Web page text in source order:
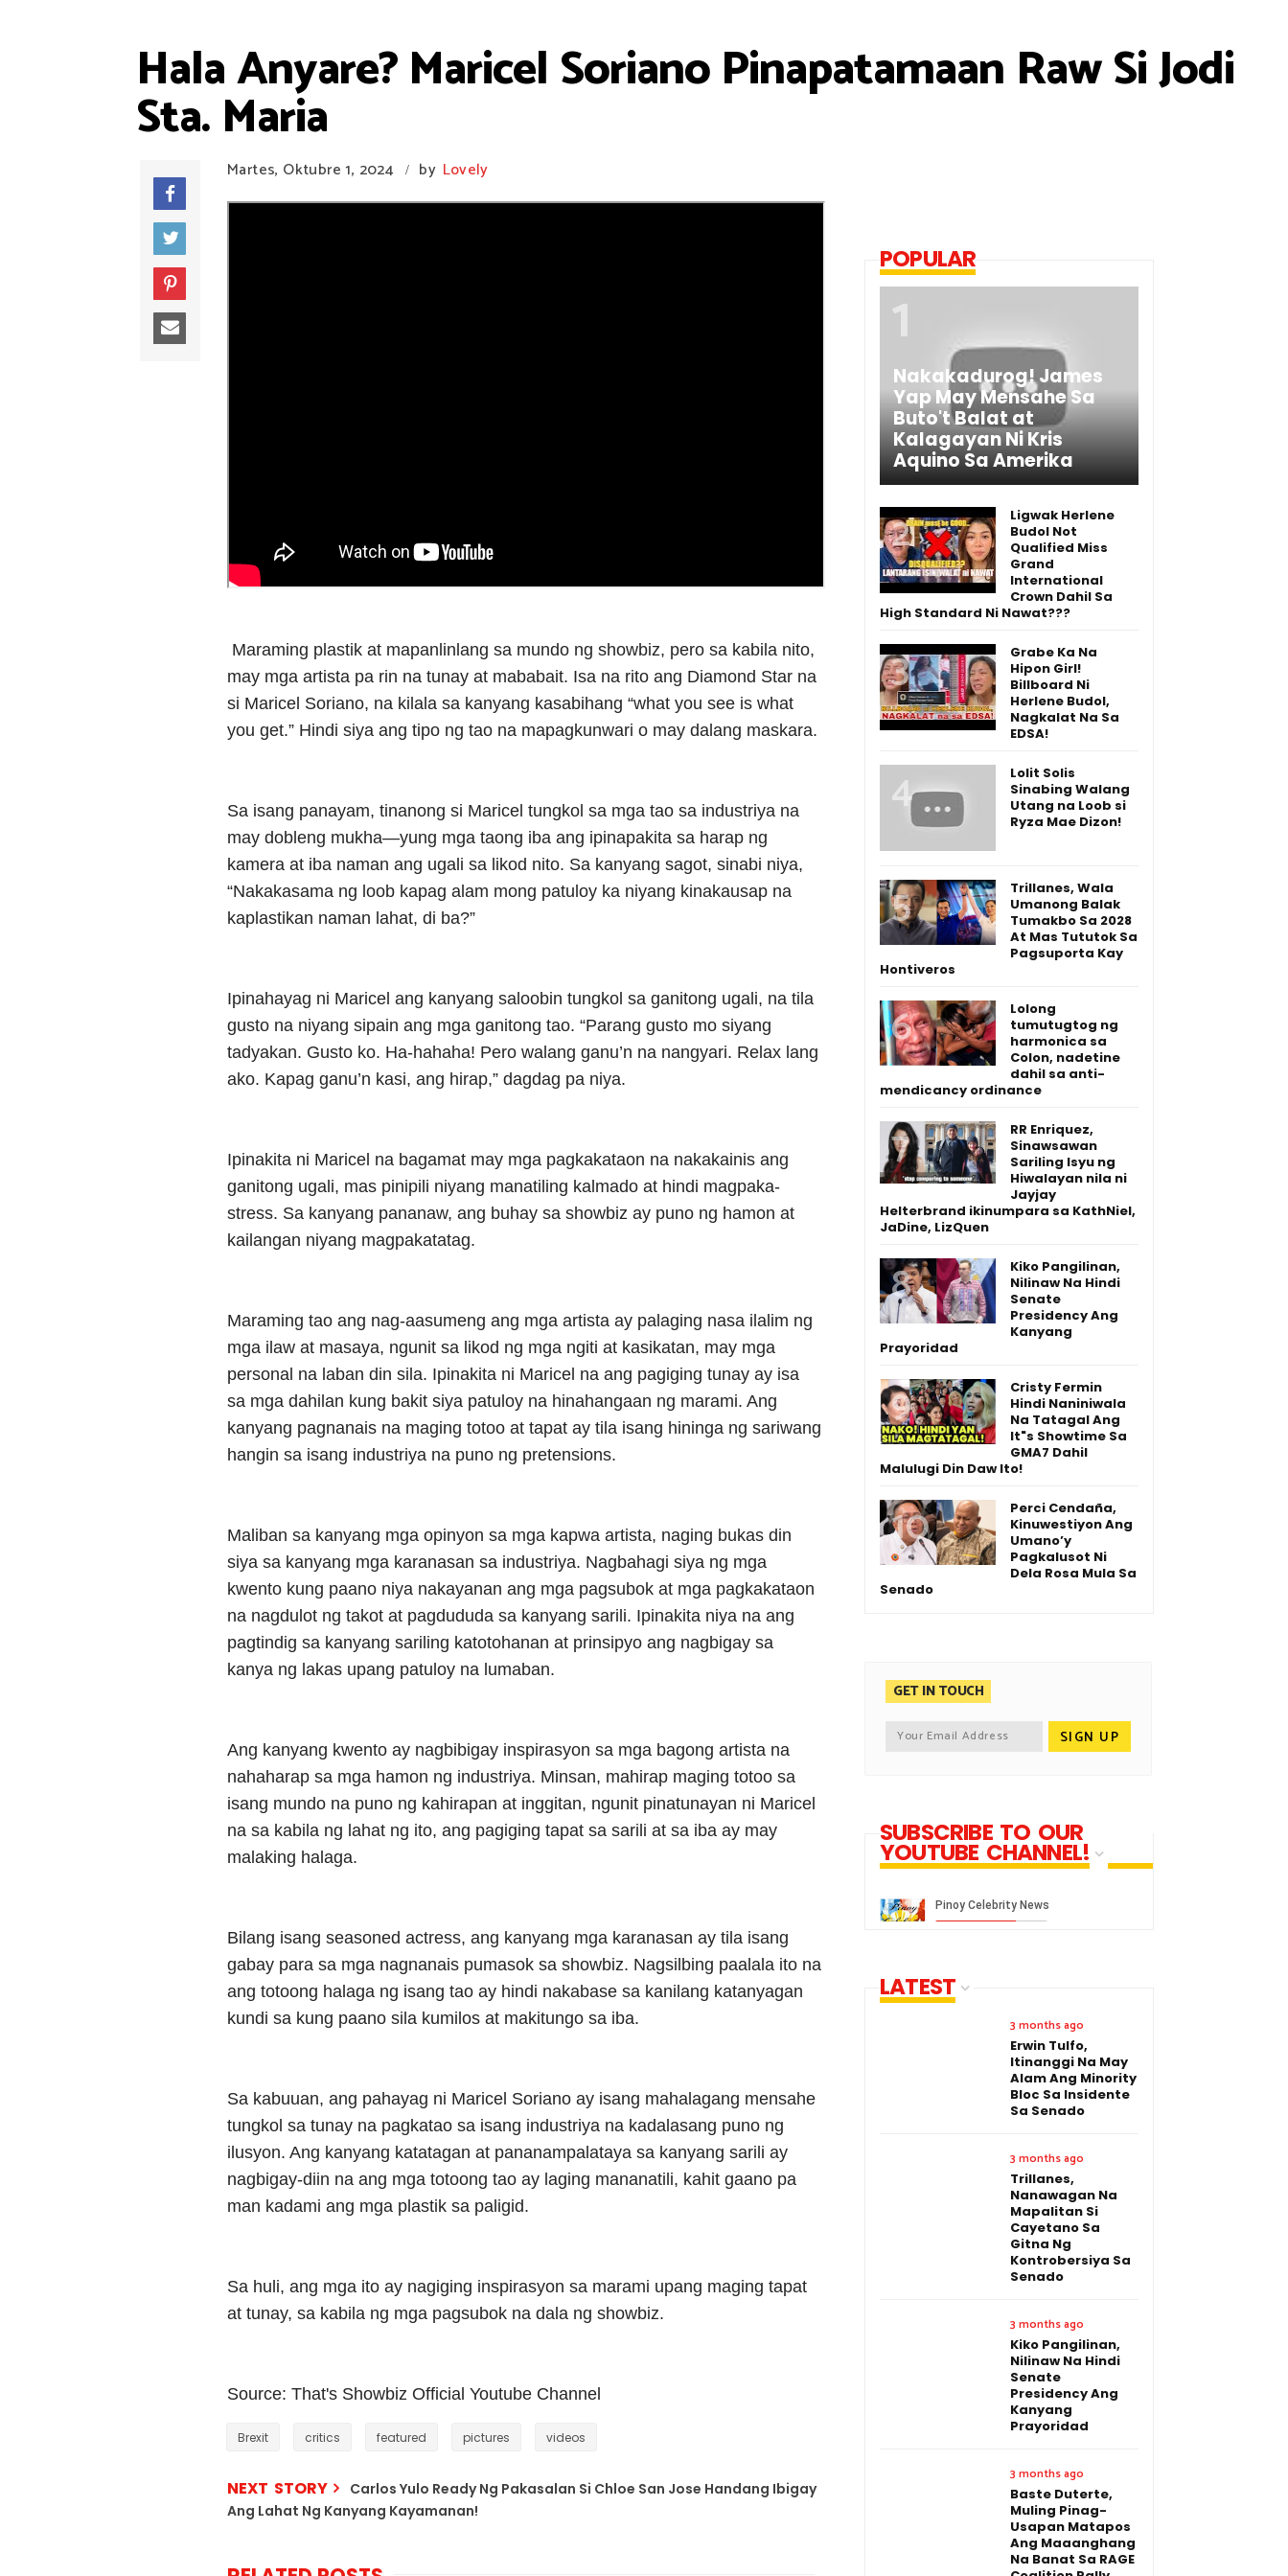
Hala Anyare? Maricel Soriano Pinapatamaan Raw Si Jodi
Sta. Maria
Martes, Oktubre 1, 2024 / by Lovely
Maraming plastik at mapanlinlang sa mundo ng showbiz, pero sa kabila nito,
may mga artista pa rin na tunay at mababait. Isa na rito ang Diamond Star na
si Maricel Soriano, na kilala sa kanyang kasabihang “what you see is what
you get.” Hindi siya ang tipo ng tao na mapagkunwari o may dalang maskara.
Sa isang panayam, tinanong si Maricel tungkol sa mga tao sa industriya na
may dobleng mukha—yung mga taong iba ang ipinapakita sa harap ng
kamera at iba naman ang ugali sa likod nito. Sa kanyang sagot, sinabi niya,
“Nakakasama ng loob kapag alam mong patuloy ka niyang kinakausap na
kaplastikan naman lahat, di ba?”
Ipinahayag ni Maricel ang kanyang saloobin tungkol sa ganitong ugali, na tila
gusto na niyang sipain ang mga ganitong tao. “Parang gusto mo siyang
tadyakan. Gusto ko. Ha-hahaha! Pero walang ganu’n na nangyari. Relax lang
ako. Kapag ganu’n kasi, ang hirap,” dagdag pa niya.
Ipinakita ni Maricel na bagamat may mga pagkakataon na nakakainis ang
ganitong ugali, mas pinipili niyang manatiling kalmado at hindi magpaka-
stress. Sa kanyang pananaw, ang buhay sa showbiz ay puno ng hamon at
kailangan niyang magpakatatag.
Maraming tao ang nag-aasumeng ang mga artista ay palaging nasa ilalim ng
mga ilaw at masaya, ngunit sa likod ng mga ngiti at kasikatan, may mga
personal na laban din sila. Ipinakita ni Maricel na ang pagiging tunay ay isa
sa mga dahilan kung bakit siya patuloy na hinahangaan ng marami. Ang
kanyang pagnanais na maging totoo at tapat ay tila isang hininga ng sariwang
hangin sa isang industriya na puno ng pretensions.
Maliban sa kanyang mga opinyon sa mga kapwa artista, naging bukas din
siya sa kanyang mga karanasan sa industriya. Nagbahagi siya ng mga
kwento kung paano niya nakayanan ang mga pagsubok at mga pagkakataon
na nagdulot ng takot at pagdududa sa kanyang sarili. Ipinakita niya na ang
pagtindig sa kanyang sariling katotohanan at prinsipyo ang nagbigay sa
kanya ng lakas upang patuloy na lumaban.
Ang kanyang kwento ay nagbibigay inspirasyon sa mga bagong artista na
nahaharap sa mga hamon ng industriya. Minsan, mahirap maging totoo sa
isang mundo na puno ng kahirapan at inggitan, ngunit pinatunayan ni Maricel
na sa kabila ng lahat ng ito, ang pagiging tapat sa sarili at sa iba ay may
malaking halaga.
Bilang isang seasoned actress, ang kanyang mga karanasan ay tila isang
gabay para sa mga nagnanais pumasok sa showbiz. Nagsilbing paalala ito na
ang totoong halaga ng isang tao ay hindi nakabase sa kanilang katanyagan
kundi sa kung paano sila kumilos at makitungo sa iba.
Sa kabuuan, ang pahayag ni Maricel Soriano ay isang mahalagang mensahe
tungkol sa tunay na pagkatao sa isang industriya na kadalasang puno ng
ilusyon. Ang kanyang katatagan at pananampalataya sa kanyang sarili ay
nagbigay-diin na ang mga totoong tao ay laging mananatili, kahit gaano pa
man kadami ang mga plastik sa paligid.
Sa huli, ang mga ito ay nagiging inspirasyon sa marami upang maging tapat
at tunay, sa kabila ng mga pagsubok na dala ng showbiz.
Source: That's Showbiz Official Youtube Channel
Brexit critics featured pictures videos
NEXT STORY
Carlos Yulo Ready Ng Pakasalan Si Chloe San Jose Handang Ibigay
Ang Lahat Ng Kanyang Kayamanan!
POPULAR
Nakakadurog! James
Yap May Mensahe Sa
Buto't Balat at
Kalagayan Ni Kris
Aquino Sa Amerika
Ligwak Herlene
Budol Not
Qualified Miss
Grand
International
Crown Dahil Sa
High Standard Ni Nawat???
Grabe Ka Na
Hipon Girl!
Billboard Ni
Herlene Budol,
Nagkalat Na Sa
EDSA!
Lolit Solis
Sinabing Walang
Utang na Loob si
Ryza Mae Dizon!
Trillanes, Wala
Umanong Balak
Tumakbo Sa 2028
At Mas Tututok Sa
Pagsuporta Kay
Hontiveros
Lolong
tumutugtog ng
harmonica sa
Colon, nadetine
dahil sa anti-
mendicancy ordinance
RR Enriquez,
Sinawsawan
Sariling Isyu ng
Hiwalayan nila ni
Jayjay
Helterbrand ikinumpara sa KathNiel,
JaDine, LizQuen
Kiko Pangilinan,
Nilinaw Na Hindi
Senate
Presidency Ang
Kanyang
Prayoridad
Cristy Fermin
Hindi Naniniwala
Na Tatagal Ang
It"s Showtime Sa
GMA7 Dahil
Malulugi Din Daw Ito!
Perci Cendaña,
Kinuwestiyon Ang
Umano’y
Pagkalusot Ni
Dela Rosa Mula Sa
Senado
GET IN TOUCH
SUBSCRIBE TO OUR
YOUTUBE CHANNEL!
LATEST
3 months ago
Erwin Tulfo,
Itinanggi Na May
Alam Ang Minority
Bloc Sa Insidente
Sa Senado
3 months ago
Trillanes,
Nanawagan Na
Mapalitan Si
Cayetano Sa
Gitna Ng
Kontrobersiya Sa
Senado
3 months ago
Kiko Pangilinan,
Nilinaw Na Hindi
Senate
Presidency Ang
Kanyang
Prayoridad
3 months ago
Baste Duterte,
Muling Pinag-
Usapan Matapos
Ang Maaanghang
Na Banat Sa RAGE